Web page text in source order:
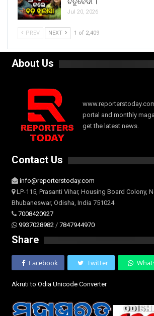
ଚତୁର୍ବେଦୀ ।
Jul 20, 2026
PREV NEXT 1 of 2,409
About Us
portal and monthly
get the latest news.
Contact Us
info@reporterstoday.com
LP-115, Prasanti Vihar, Housing Board Colony,
Bhubaneswar, Odisha, India 751024
7008420927
9937028982 / 7847944970
Share
Facebook Twitter
Akruti to Odia Unicode Converter